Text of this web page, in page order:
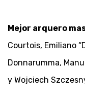
Mejor arquero
Courtois, Emiliano
Donnarumma,
y Wojciech